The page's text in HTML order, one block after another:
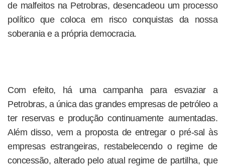
de malfeitos na Petrobras, desencadeou um processo
político que coloca em risco conquistas da nossa
soberania e a própria democracia.
Com efeito, há uma campanha para esvaziar a
Petrobras, a única das grandes empresas de petróleo a
ter reservas e produção continuamente aumentadas.
Além disso, vem a proposta de entregar o pré-sal às
empresas estrangeiras, restabelecendo o regime de
concessão, alterado pelo atual regime de partilha, que